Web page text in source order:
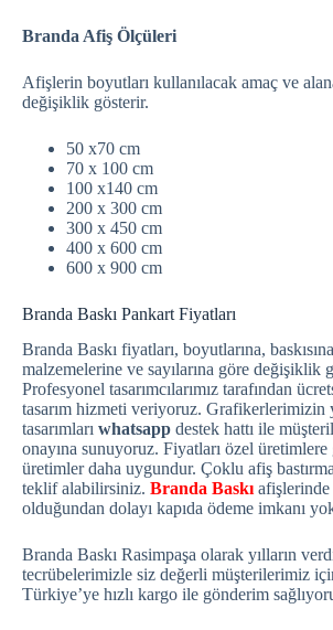
Branda Afiş Ölçüleri
Afişlerin boyutları kullanılacak amaç ve
değişiklik gösterir.
50 x70 cm
70 x 100 cm
100 x140 cm
200 x 300 cm
300 x 450 cm
400 x 600 cm
600 x 900 cm
Branda Baskı Pankart Fiyatları
Branda Baskı fiyatları, boyutlarına,
malzemelerine ve sayılarına göre değişiklik
Profesyonel tasarımcılarımız tarafından
tasarım hizmeti veriyoruz. Grafikerlerimizin
tasarımları whatsapp destek hattı ile
onayına sunuyoruz. Fiyatları özel üretimlere
üretimler daha uygundur. Çoklu afiş
teklif alabilirsiniz. Branda Baskıafişlerinde
olduğundan dolayı kapıda ödeme imkanı
Branda Baskı Rasimpaşa olarak yılların
tecrübelerimizle siz değerli müşterilerimiz
Türkiye’ye hızlı kargo ile gönderim